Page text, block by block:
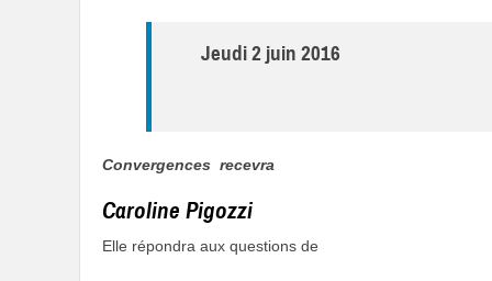
Jeudi 2 juin 2016
Convergences recevra
Caroline Pigozzi
Elle répondra aux questions de